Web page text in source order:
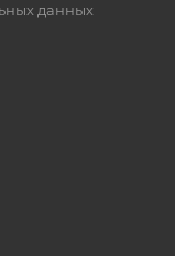
данных